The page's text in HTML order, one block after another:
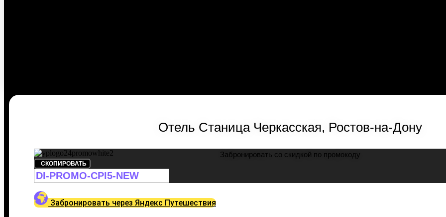
Отель Станица Черкасская, Ростов-на-Дону
Забронировать со скидкой по промокоду
СКОПИРОВАТЬ
Забронировать через Яндекс Путешествия